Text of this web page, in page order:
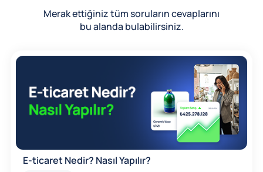
Merak ettiğiniz tüm soruların cevaplarını
bu alanda bulabilirsiniz.
E-ticaret Nedir? Nasıl Yapılır?